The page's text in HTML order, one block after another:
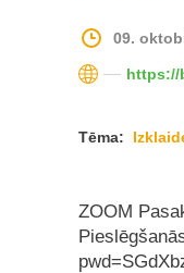
09.
https://
Tēma:
ZOOM